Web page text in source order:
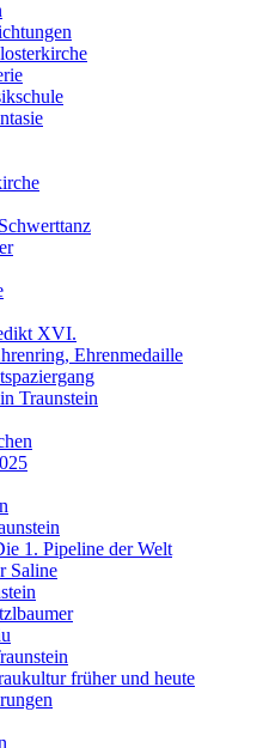
XVI.
Ehrenmedaille
Traunstein
1. Pipeline der Welt
Saline
früher und heute